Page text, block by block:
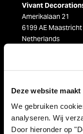
Deze website
We gebruiken
analyseren. Wij
Door hieronder op
Vivant
Amerikalaan 21
6199 AE
Netherlands
Follow us on: